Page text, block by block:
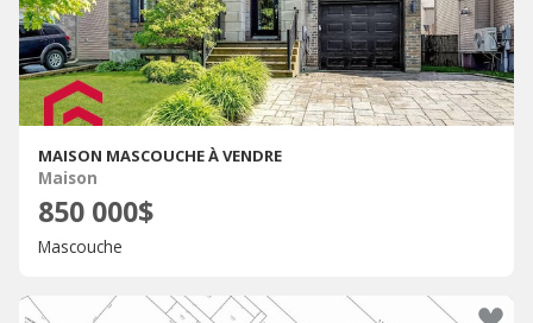
MAISON MASCOUCHE À VENDRE
Maison
850 000$
Mascouche